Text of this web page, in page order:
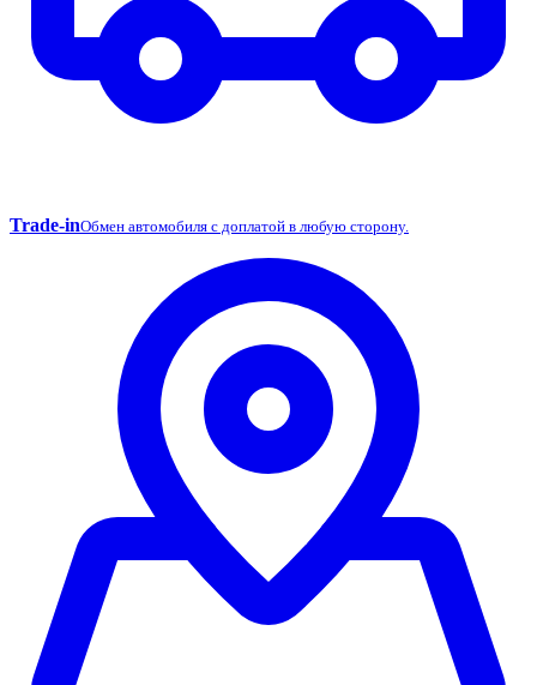
Trade-inОбмен автомобиля с доплатой в любую сторону.